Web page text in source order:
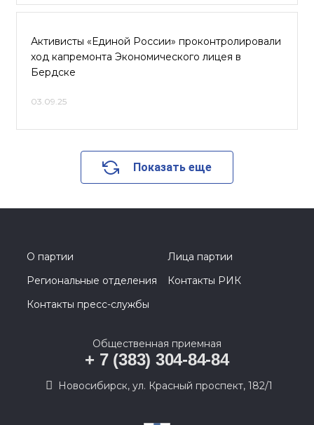
Активисты «Единой России» проконтролировали
ход капремонта Экономического лицея в
Бердске
03.09.25
Показать еще
О партии
Лица партии
Региональные отделения
Контакты РИК
Контакты пресс-службы
Общественная приемная
+ 7 (383) 304-84-84
Новосибирск, ул. Красный проспект, 182/1